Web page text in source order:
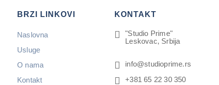
BRZI LINKOVI
Naslovna
Usluge
O nama
Kontakt
KONTAKT
"Studio Prime"
Leskovac, Srbija
info@studioprime.rs
+381 65 22 30 350